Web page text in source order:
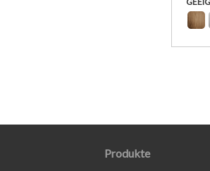
Produkte